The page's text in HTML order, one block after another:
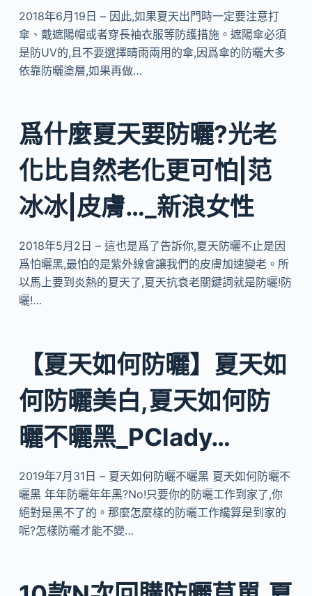
2018年6月19日 – 因此,如果夏天出門時一定要注意打
傘、戴遮陽帽或者穿長袖衣服等防護措施。遮陽傘必須
是防UV的,且不要選擇晴雨兩用的傘,因爲傘的防曬大多
依靠防曬塗層,如果再做…
爲什麼夏天要防曬?光老
化比自然老化更可怕|范
冰冰|皮膚…_新浪女性
2018年5月2日 – 這也是爲了告訴你,夏天防曬不止是因
爲怕曬黑,最怕的是紫外線會讓我們的皮膚加速變老。所
以馬上要到炎熱的夏天了,夏天抗衰老關鍵詞就是防曬!防
曬!…
【夏天如何防曬】夏天如
何防曬美白,夏天如何防
曬不曬黑_PClady…
2019年7月31日 – 夏天如何防曬不曬黑 夏天如何防曬不
曬黑 年年防曬年年黑?No!只要你的防曬工作到家了,你
絕對是黑不了的。那麼怎麼樣的防曬工作纔算是到家的
呢?怎樣防曬才能不變…